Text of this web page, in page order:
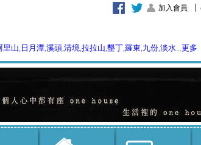
加入會員
里山, 日月潭,溪頭,清境,拉拉山,墾丁,羅東,九份,淡水...更多